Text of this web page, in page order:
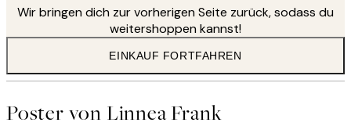
zum Beispiel um jemandes Augen oder Silhouette handeln. Ich
möchte eine Emotion vermitteln, und das ist mein
Ausgangspunkt", erklärt sie.
Schichten, Texturen, Licht und Farben, wodurch die
„Ich habe keine Regeln! Meine Inspiration kann von
Wir bringen dich zur vorherigen Seite zurück, sodass du
weitershoppen kannst!
EINKAUF FORTFAHREN
Poster von Linnea Frank